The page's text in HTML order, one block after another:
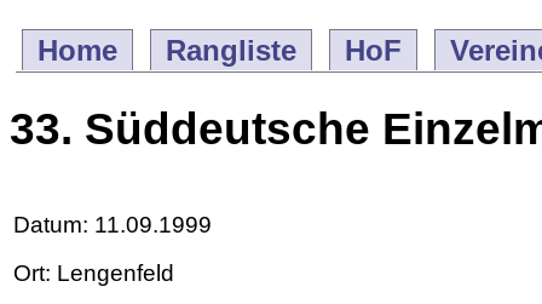
Home Rangliste HoF
33. Süddeutsche
Datum: 11.09.1999
Ort: Lengenfeld